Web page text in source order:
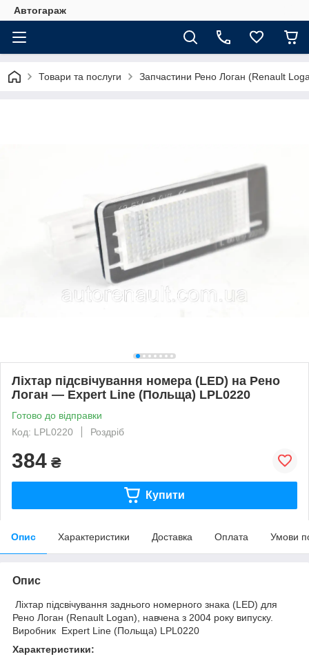
Автогараж
Товари та послуги Запчастини Рено Логан (Renault
Ліхтар підсвічування номера (LED) на Рено
Логан — Expert Line (Польща) LPL0220
Готово до відправки
Код: LPL0220
Роздріб
384 ₴
Купити
Опис Характеристики Доставка Оплата Умови
Опис
Ліхтар підсвічування заднього номерного знака (LED) для
Рено Логан (Renault Logan), навчена з 2004 року випуску.
Виробник Expert Line (Польща) LPL0220
Характеристики: